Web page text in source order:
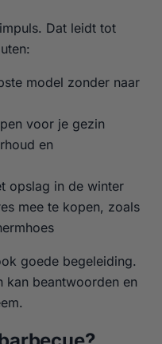
Dat leidt tot
model zonder naar
voor je gezin
en
opslag in de winter
mee te kopen, zoals
goede begeleiding.
kan beantwoorden en